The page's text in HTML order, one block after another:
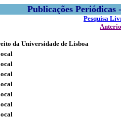
Publicações
Pesquisa
da Universidade de Lisboa